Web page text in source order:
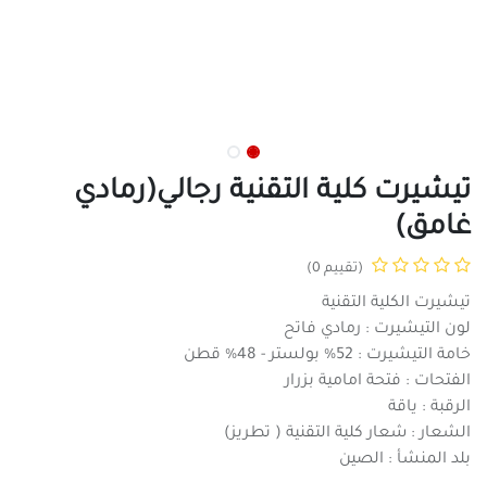
تيشيرت كلية التقنية رجالي(رمادي
غامق)
(تقييم 0)
تيشيرت الكلية التقنية
لون التيشيرت : رمادي فاتح
خامة التيشيرت : 52% بولستر - 48% قطن
الفتحات : فتحة امامية بزرار
الرقبة : ياقة
الشعار : شعار كلية التقنية ( تطريز)
بلد المنشأ : الصين